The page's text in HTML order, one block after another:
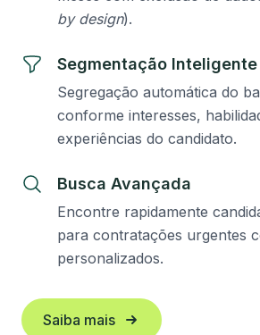
by design).
Segmentação Inteligente
Segregação automática do
conforme interesses,
experiências do candidato.
Busca Avançada
Encontre rapidamente
para contratações urgentes
personalizados.
Saiba mais